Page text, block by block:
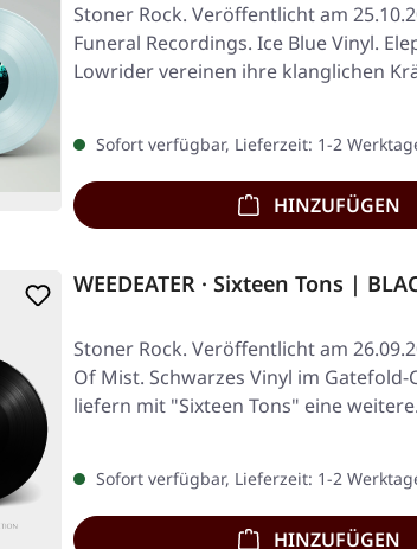
Stoner Rock. Veröffentlicht am
Funeral Recordings. Ice Blue Vinyl.
Lowrider vereinen ihre klanglichen
Sofort verfügbar, Lieferzeit: 1-2
HINZUFÜGEN
WEEDEATER · Sixteen Tons |
Stoner Rock. Veröffentlicht am
Of Mist. Schwarzes Vinyl im Gatefold-
liefern mit "Sixteen Tons" eine
Sofort verfügbar, Lieferzeit: 1-2
HINZUFÜGEN